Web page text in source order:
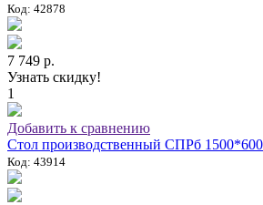
Код: 42878
7 749 р.
Узнать скидку!
1
Добавить к сравнению
Стол производственный СПРб
Код: 43914